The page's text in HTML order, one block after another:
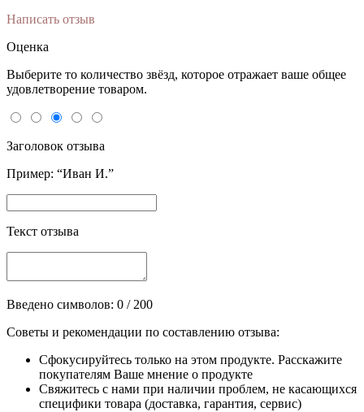
Написать отзыв
Оценка
Выберите то количество звёзд, которое отражает ваше общее
удовлетворение товаром.
Заголовок отзыва
Пример: “Иван И.”
Текст отзыва
Введено символов: 0 / 200
Советы и рекомендации по составлению отзыва:
Сфокусируйтесь только на этом продукте. Расскажите
покупателям Ваше мнение о продукте
Свяжитесь с нами при наличии проблем, не касающихся
специфики товара (доставка, гарантия, сервис)